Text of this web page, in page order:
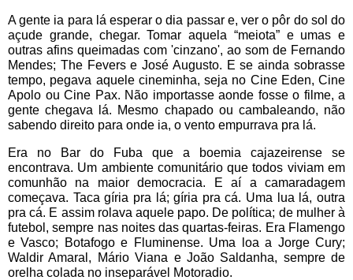
A gente ia para lá esperar o dia passar e, ver o pôr do sol do
açude grande, chegar. Tomar aquela “meiota” e umas e
outras afins queimadas com 'cinzano', ao som de Fernando
Mendes; The Fevers e José Augusto. E se ainda sobrasse
tempo, pegava aquele cineminha, seja no Cine Eden, Cine
Apolo ou Cine Pax. Não importasse aonde fosse o filme, a
gente chegava lá. Mesmo chapado ou cambaleando, não
sabendo direito para onde ia, o vento empurrava pra lá.
Era no Bar do Fuba que a boemia cajazeirense se
encontrava. Um ambiente comunitário que todos viviam em
comunhão na maior democracia. E aí a camaradagem
começava. Taca gíria pra lá; gíria pra cá. Uma lua lá, outra
pra cá. E assim rolava aquele papo. De política; de mulher à
futebol, sempre nas noites das quartas-feiras. Era Flamengo
e Vasco; Botafogo e Fluminense. Uma loa a Jorge Cury;
Waldir Amaral, Mário Viana e João Saldanha, sempre de
orelha colada no inseparável Motoradio.